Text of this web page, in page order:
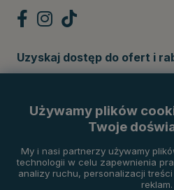
Uzyskaj dostęp do ofert i
Używamy plików
Twoje
My i nasi partnerzy używamy
technologii w celu zapewnienia
analizy ruchu, personalizacji
reklam.